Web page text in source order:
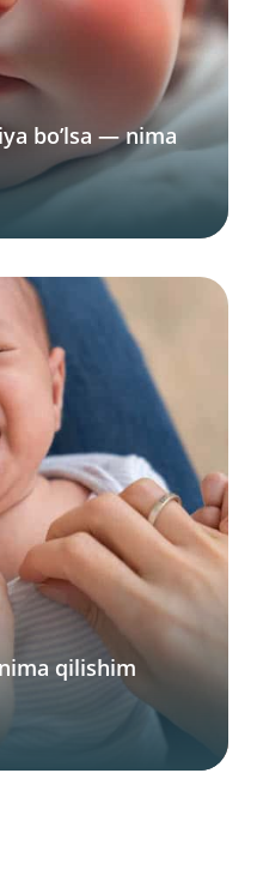
bo’lsa — nima
qilishim